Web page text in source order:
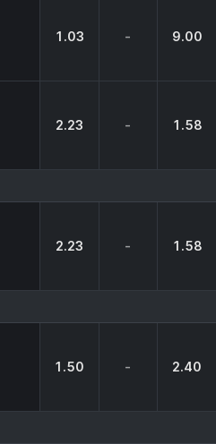
1.03 - 9.00
2.23 - 1.58
2.23 - 1.58
1.50 - 2.40